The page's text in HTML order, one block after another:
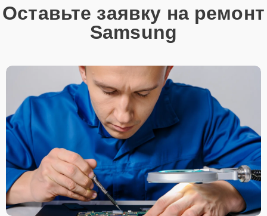
Оставьте заявку на ремонт
Samsung